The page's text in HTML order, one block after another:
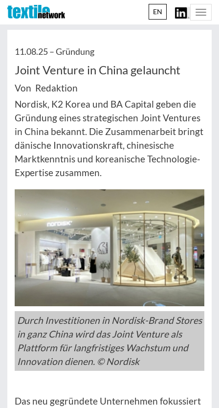
EN
11.08.25 –Gründung
Joint Venture in China gelauncht
Von Redaktion
Nordisk, K2 Korea und BA Capital geben die
Gründung eines strategischen Joint Ventures
in China bekannt. Die Zusammenarbeit bringt
dänische Innovationskraft, chinesische
Marktkenntnis und koreanische Technologie-
Expertise zusammen.
Durch Investitionen in Nordisk-Brand Stores
in ganz China wird das Joint Venture als
Plattform für langfristiges Wachstum und
Innovation dienen. © Nordisk
Das neu gegründete Unternehmen fokussiert